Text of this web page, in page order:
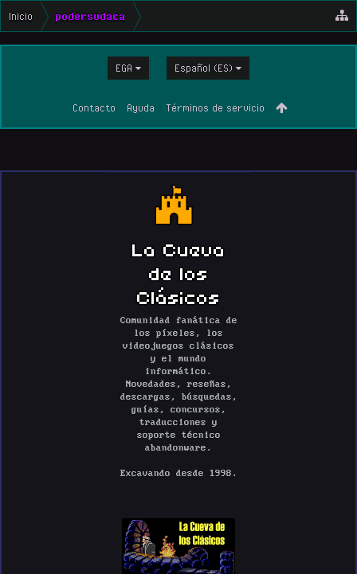
Inicio podersudaca
EGA Español (ES)
Contacto Ayuda Términos de servicio
La Cueva
de los
Clásicos
Comunidad fanática de
los píxeles, los
videojuegos clásicos
y el mundo
informático.
Novedades, reseñas,
descargas, búsquedas,
guías, concursos,
traducciones y
soporte técnico
abandonware.
Excavando desde 1998.